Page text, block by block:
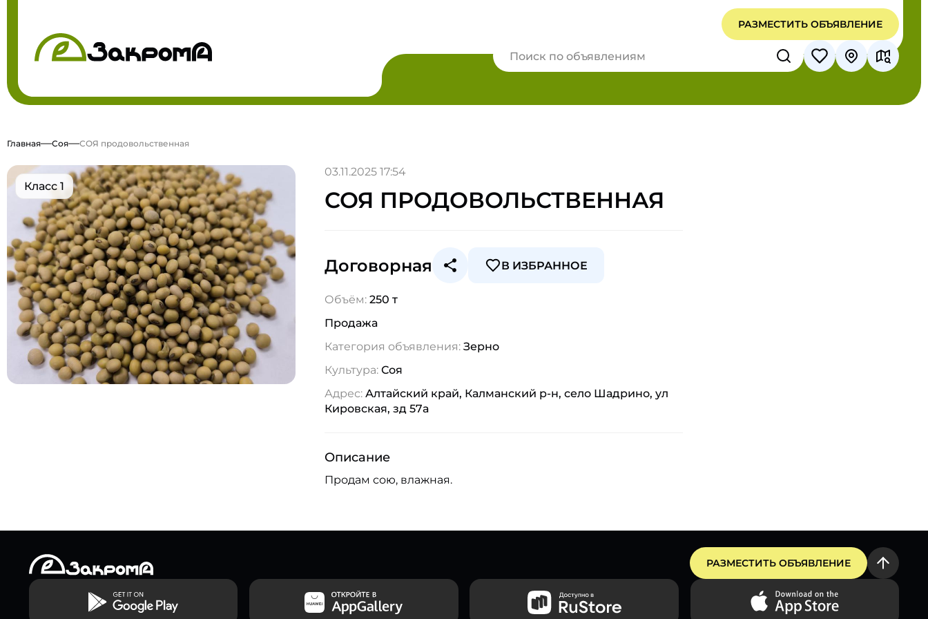
РАЗМЕСТИТЬ ОБЪЯВЛЕНИЕ
Главная Соя СОЯ продовольственная
Класс 1
03.11.2025 17:54
СОЯ ПРОДОВОЛЬСТВЕННАЯ
Договорная В ИЗБРАННОЕ
Объём: 250 т
Продажа
Категория объявления: Зерно
Культура: Соя
Адрес: Алтайский край, Калманский р-н, село Шадрино, ул
Кировская, зд 57а
Описание
Продам сою, влажная.
РАЗМЕСТИТЬ ОБЪЯВЛЕНИЕ